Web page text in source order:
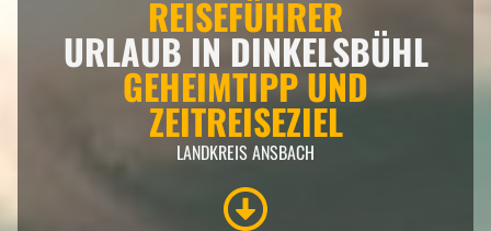
REISEFÜHRER
URLAUB IN DINKELSBÜHL
GEHEIMTIPP UND
ZEITREISEZIEL
LANDKREIS ANSBACH